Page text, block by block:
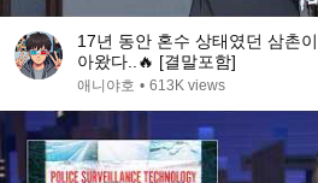
17년 동안 혼수 상태였던 삼촌
아왔다..🔥 [결말포함]
애니야호 • 613K views